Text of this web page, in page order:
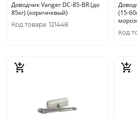
Доводчик Vanger DC-85-BR (до
85кг) (коричневый)
Код товара: 121448
(15-
Код